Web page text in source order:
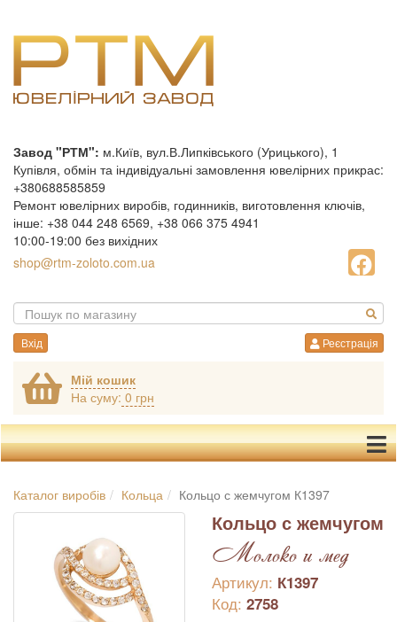
Завод "РТМ": м.Київ, вул.В.Липківського (Урицького), 1
Купівля, обмін та індивідуальні замовлення ювелірних прикрас:
+380688585859
Ремонт ювелірних виробів, годинників, виготовлення ключів,
інше: +38 044 248 6569, +38 066 375 4941
10:00-19:00 без вихідних
shop@rtm-zoloto.com.ua
Вхід Реєстрація
Мій кошик
На суму: 0 грн
Каталог виробів Кольца Кольцо с жемчугом К1397
Кольцо с жемчугом
Молоко и мед
Артикул: К1397
Код: 2758